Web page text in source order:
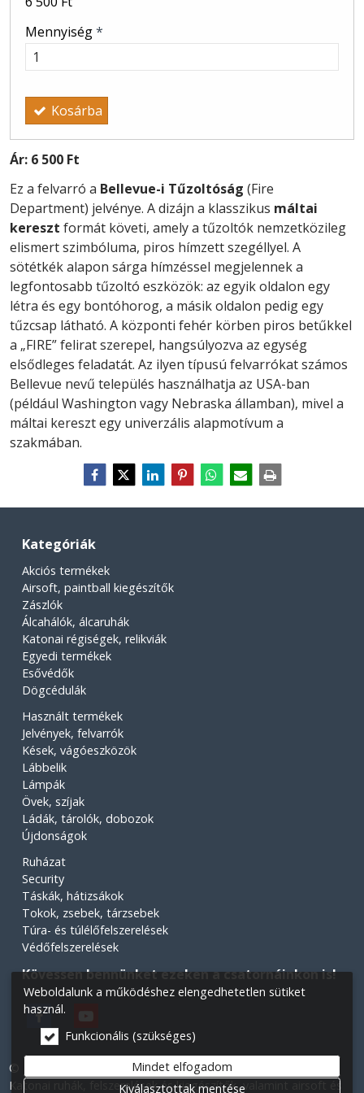
Mennyiség*
Kosárba
Ár: 6 500 Ft
Ez a felvarró a Bellevue-i Tűzoltóság (Fire
Department) jelvénye. A dizájn a klasszikus máltai
kereszt formát követi, amely a tűzoltók nemzetközileg
elismert szimbóluma, piros hímzett szegéllyel. A
sötétkék alapon sárga hímzéssel megjelennek a
legfontosabb tűzoltó eszközök: az egyik oldalon egy
létra és egy bontóhorog, a másik oldalon pedig egy
tűzcsap látható. A központi fehér körben piros betűkkel
a „FIRE” felirat szerepel, hangsúlyozva az egység
elsődleges feladatát. Az ilyen típusú felvarrókat számos
Bellevue nevű település használhatja az USA-ban
(például Washington vagy Nebraska államban), mivel a
máltai kereszt egy univerzális alapmotívum a
szakmában.
Kategóriák
Akciós termékek
Airsoft, paintball kiegészítők
Zászlók
Álcahálók, álcaruhák
Katonai régiségek, relikviák
Egyedi termékek
Esővédők
Dögcédulák
Használt termékek
Jelvények, felvarrók
Kések, vágóeszközök
Lábbelik
Lámpák
Övek, szíjak
Ládák, tárolók, dobozok
Újdonságok
Ruházat
Security
Táskák, hátizsákok
Tokok, zsebek, tárzsebek
Túra- és túlélőfelszerelések
Védőfelszerelések
Kövessen bennünket ezeken a csatornáinkon is!
© 2026 Minden jog fenntartva! Légiós Military webáruház.
Katonai ruhák, felszerelések és kiegészítők, valamint airsoft és
Weboldalunk a működéshez elengedhetetlen sütiket
használ.
Funkcionális (szükséges)
Mindet elfogadom
Kiválasztottak mentése